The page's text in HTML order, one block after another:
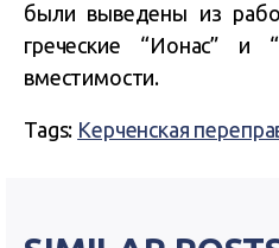
были выведены из
греческие “Ионас” и
вместимости.
Tags: Керченская